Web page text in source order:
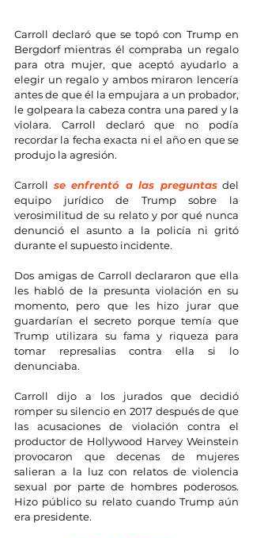
Carroll declaró que se topó con Trump en
Bergdorf mientras él compraba un regalo
para otra mujer, que aceptó ayudarlo a
elegir un regalo y ambos miraron lencería
antes de que él la empujara a un probador,
le golpeara la cabeza contra una pared y la
violara. Carroll declaró que no podía
recordar la fecha exacta ni el año en que se
produjo la agresión.
Carroll se enfrentó a las preguntas del
equipo jurídico de Trump sobre la
verosimilitud de su relato y por qué nunca
denunció el asunto a la policía ni gritó
durante el supuesto incidente.
Dos amigas de Carroll declararon que ella
les habló de la presunta violación en su
momento, pero que les hizo jurar que
guardarían el secreto porque temía que
Trump utilizara su fama y riqueza para
tomar represalias contra ella si lo
denunciaba.
Carroll dijo a los jurados que decidió
romper su silencio en 2017 después de que
las acusaciones de violación contra el
productor de Hollywood Harvey Weinstein
provocaron que decenas de mujeres
salieran a la luz con relatos de violencia
sexual por parte de hombres poderosos.
Hizo público su relato cuando Trump aún
era presidente.